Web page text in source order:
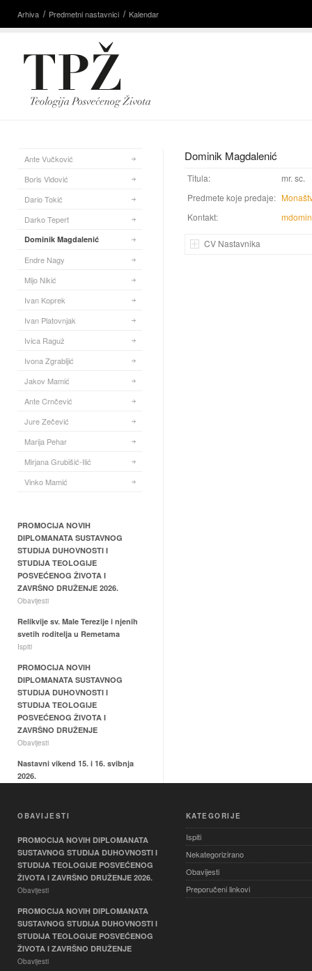
Arhiva Predmetni nastavnici Kalendar
Dominik Magdalenić
Titula:
mr. sc.
Predmete koje predaje:
Kontakt:
CV Nastavnika
Ante Vučković
Boris Vidović
Dario Tokić
Darko Tepert
Dominik Magdalenić
Endre Nagy
Mijo Nikić
Ivan Koprek
Ivan Platovnjak
Ivica Raguž
Ivona Zgrabljić
Jakov Mamić
Ante Crnčević
Jure Zečević
Marija Pehar
Mirjana Grubišić-Ilić
Vinko Mamić
PROMOCIJA NOVIH
DIPLOMANATA SUSTAVNOG
STUDIJA DUHOVNOSTI I
STUDIJA TEOLOGIJE
POSVEĆENOG ŽIVOTA I
ZAVRŠNO DRUŽENJE 2026.
Obavijesti
Relikvije sv. Male Terezije i njenih
svetih roditelja u Remetama
Ispiti
PROMOCIJA NOVIH
DIPLOMANATA SUSTAVNOG
STUDIJA DUHOVNOSTI I
STUDIJA TEOLOGIJE
POSVEĆENOG ŽIVOTA I
ZAVRŠNO DRUŽENJE
Obavijesti
Nastavni vikend 15. i 16. svibnja
2026.
Terezije i svetih roditelja Ljudevita
OBAVIJESTI
PROMOCIJA NOVIH DIPLOMANATA
SUSTAVNOG STUDIJA DUHOVNOSTI I
STUDIJA TEOLOGIJE POSVEĆENOG
ŽIVOTA I ZAVRŠNO DRUŽENJE 2026.
Obavijesti
PROMOCIJA NOVIH DIPLOMANATA
SUSTAVNOG STUDIJA DUHOVNOSTI I
STUDIJA TEOLOGIJE POSVEĆENOG
ŽIVOTA I ZAVRŠNO DRUŽENJE
Obavijesti
KATEGORIJE
Ispiti
Nekategorizirano
Obavijesti
Preporučeni linkovi